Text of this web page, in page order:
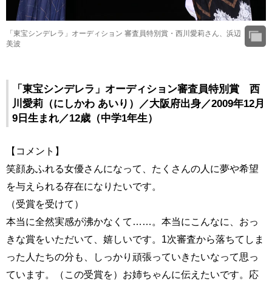
「東宝シンデレラ」オーディション 審査員特別賞・西川愛莉さん、浜辺
美波
「東宝シンデレラ」オーディション審査員特別賞 西
川愛莉（にしかわ あいり）／大阪府出身／2009年12月
9日生まれ／12歳（中学1年生）
【コメント】
笑顔あふれる女優さんになって、たくさんの人に夢や希望
を与えられる存在になりたいです。
（受賞を受けて）
本当に全然実感が沸かなくて……。本当にこんなに、おっ
きな賞をいただいて、嬉しいです。1次審査から落ちてしま
った人たちの分も、しっかり頑張っていきたいなって思っ
ています。（この受賞を）お姉ちゃんに伝えたいです。応